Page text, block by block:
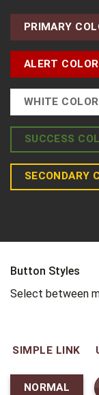
PRIMARY
ALERT COLOR
WHITE COLOR
SUCCESS
SECONDARY
Button Styles
Select between
SIMPLE LINK
NORMAL